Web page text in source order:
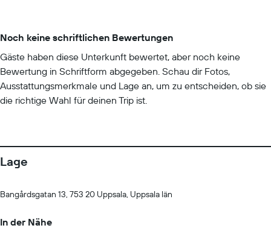
Noch keine schriftlichen Bewertungen
Gäste haben diese Unterkunft bewertet, aber noch keine
Bewertung in Schriftform abgegeben. Schau dir Fotos,
Ausstattungsmerkmale und Lage an, um zu entscheiden, ob sie
die richtige Wahl für deinen Trip ist.
Lage
Bangårdsgatan 13, 753 20 Uppsala, Uppsala län
In der Nähe